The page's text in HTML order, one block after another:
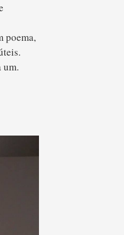
poema,
um.